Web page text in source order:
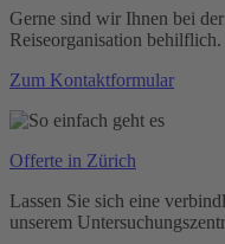
Gerne sind wir Ihnen bei
Reiseorganisation
Zum Kontaktformular
Offerte in Zürich
Lassen Sie sich eine
unserem